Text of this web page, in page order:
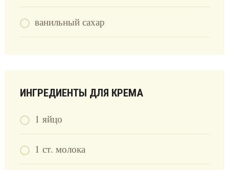
ванильный сахар
ИНГРЕДИЕНТЫ ДЛЯ КРЕМА
1 яйцо
1 ст. молока